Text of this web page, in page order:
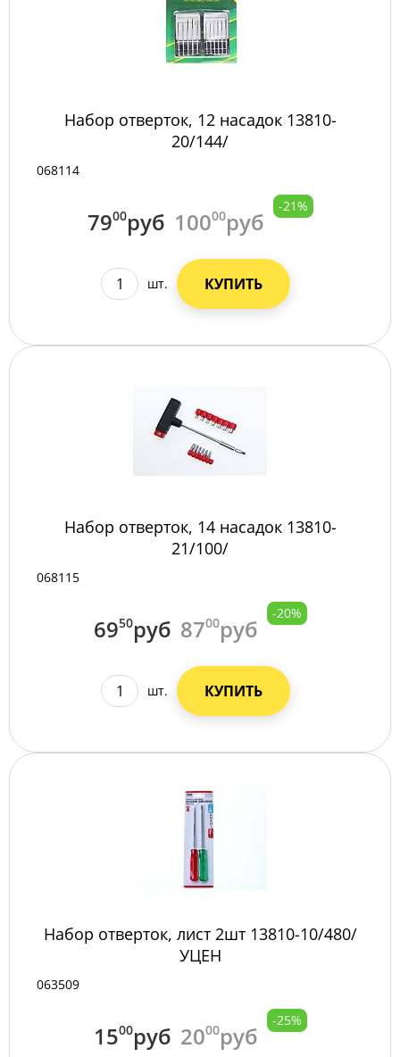
Набор отверток, 12 насадок 13810-
20/144/
068114
7900руб 10000руб
-21%
шт. КУПИТЬ
Набор отверток, 14 насадок 13810-
21/100/
068115
6950руб 8700руб
-20%
шт. КУПИТЬ
Набор отверток, лист 2шт 13810-10/480/
УЦЕН
063509
1500руб 2000руб
-25%